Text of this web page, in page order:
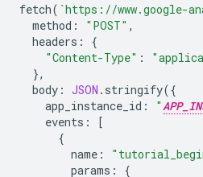
fetch( `https://www.google-
method : "POST" ,
headers :
{
"Content-Type" :
},
body : JSON . stringify({
app_instance_id : "
events :
[
{
name :
params : {